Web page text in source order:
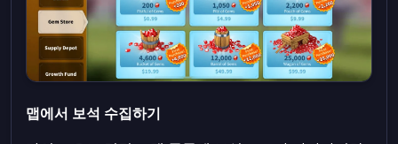
맵에서 보석 수집하기